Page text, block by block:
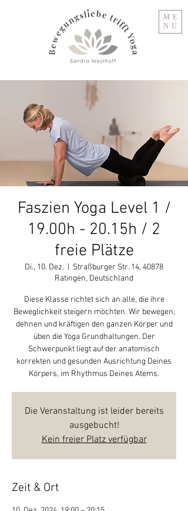
ME
NU
Faszien Yoga Level 1 /
19.00h - 20.15h / 2
freie Plätze
Di., 10. Dez.
Straßburger Str. 14, 40878
Ratingen, Deutschland
Diese Klasse richtet sich an alle, die ihre
Beweglichkeit steigern möchten. Wir bewegen,
dehnen und kräftigen den ganzen Körper und
üben die Yoga Grundhaltungen. Der
Schwerpunkt liegt auf der anatomisch
korrekten und gesunden Ausrichtung Deines
Körpers, im Rhythmus Deines Atems.
Die Veranstaltung ist leider bereits
ausgebucht!
Kein freier Platz verfügbar
Zeit & Ort